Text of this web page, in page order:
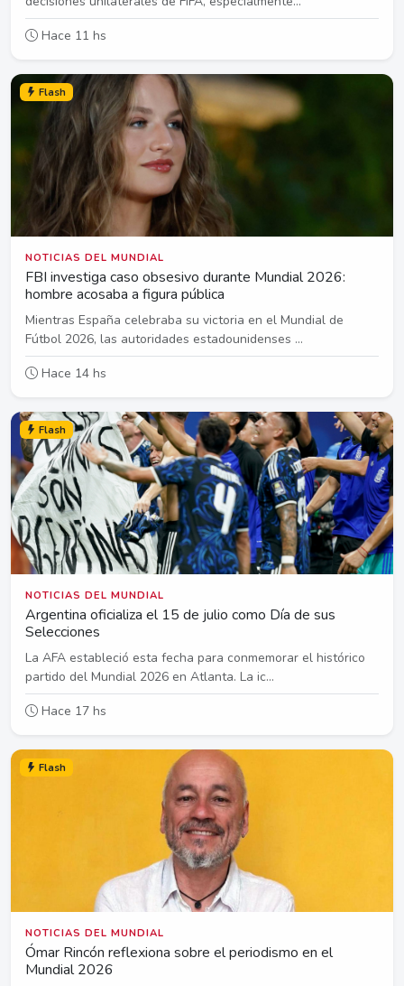
Hace 11 hs
Flash
NOTICIAS DEL MUNDIAL
FBI investiga caso obsesivo durante Mundial 2026:
hombre acosaba a figura pública
Mientras España celebraba su victoria en el Mundial de
Fútbol 2026, las autoridades estadounidenses ...
Hace 14 hs
Flash
NOTICIAS DEL MUNDIAL
Argentina oficializa el 15 de julio como Día de sus
Selecciones
La AFA estableció esta fecha para conmemorar el histórico
partido del Mundial 2026 en Atlanta. La ic...
Hace 17 hs
Flash
NOTICIAS DEL MUNDIAL
Ómar Rincón reflexiona sobre el periodismo en el
Mundial 2026